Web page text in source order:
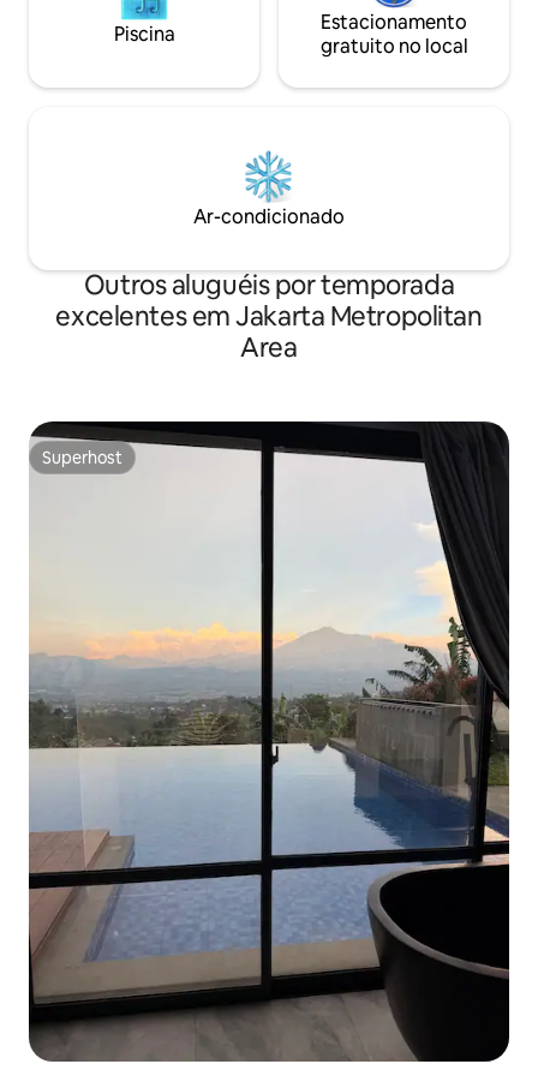
Piscina
Estacionamento
gratuito no local
Ar-condicionado
Outros aluguéis por temporada
excelentes em Jakarta Metropolitan
Area
Superhost
Superhost